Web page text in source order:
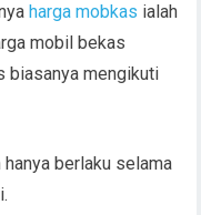
harga mobkas ialah
mobil bekas
biasanya mengikuti
berlaku selama